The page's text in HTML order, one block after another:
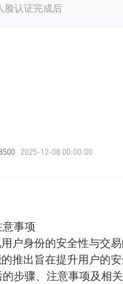
脸认证完成后
2025-12-08 00:00:00
事项
户身份的安全性与交
推出旨在提升用户的
步骤、注意事项及相关